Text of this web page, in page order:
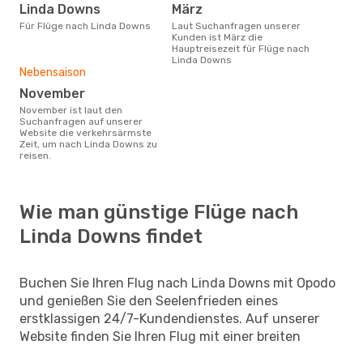
Linda Downs
Für Flüge nach Linda Downs
März
Laut Suchanfragen unserer
Kunden ist März die
Hauptreisezeit für Flüge nach
Linda Downs
Nebensaison
November
November ist laut den
Suchanfragen auf unserer
Website die verkehrsärmste
Zeit, um nach Linda Downs zu
reisen.
Wie man günstige Flüge nach
Linda Downs findet
Buchen Sie Ihren Flug nach Linda Downs mit Opodo
und genießen Sie den Seelenfrieden eines
erstklassigen 24/7-Kundendienstes. Auf unserer
Website finden Sie Ihren Flug mit einer breiten